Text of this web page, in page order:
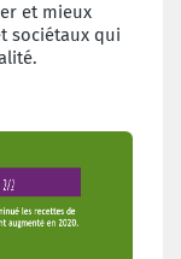
et mieux
sociétaux qui